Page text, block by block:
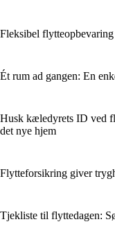
Fleksibel
Ét rum ad gangen: En
Husk kæledyrets ID ved
det nye hjem
Flytteforsikring giver
Tjekliste til flyttedagen: